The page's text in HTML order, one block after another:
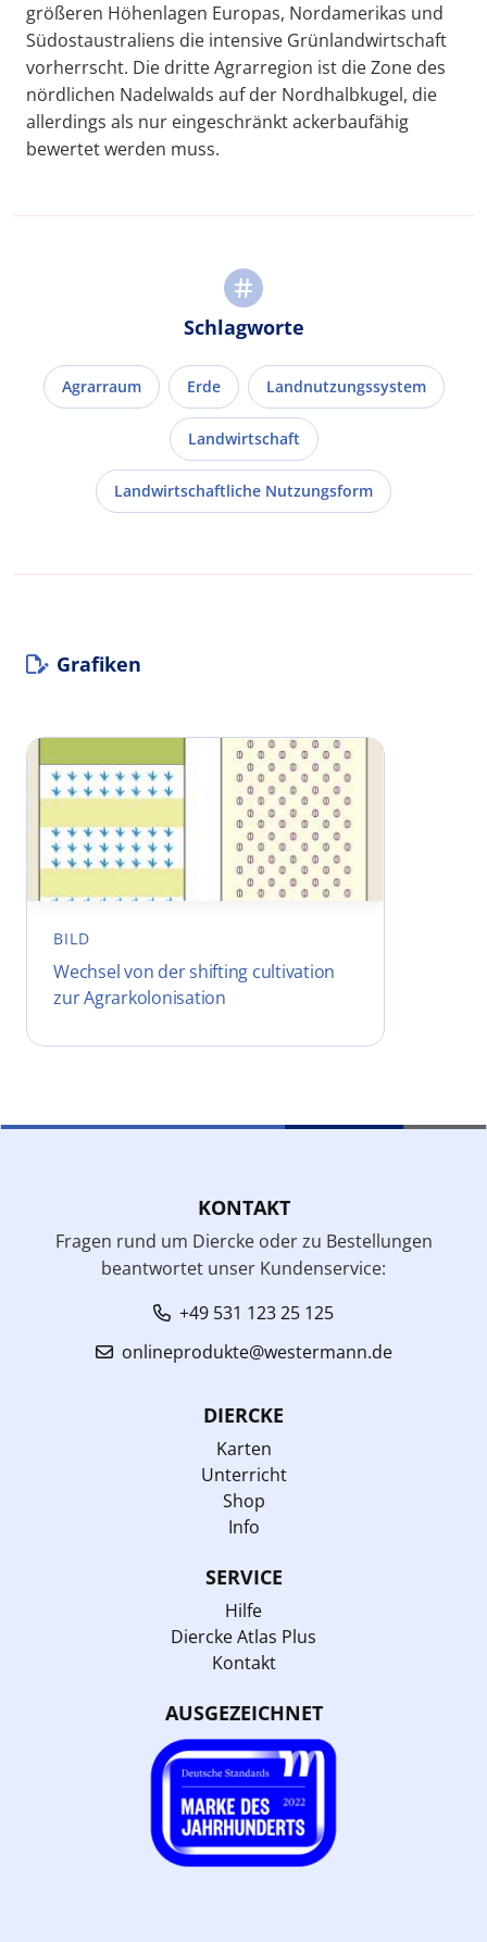
größeren Höhenlagen Europas, Nordamerikas und
Südostaustraliens die intensive Grünlandwirtschaft
vorherrscht. Die dritte Agrarregion ist die Zone des
nördlichen Nadelwalds auf der Nordhalbkugel, die
allerdings als nur eingeschränkt ackerbaufähig
bewertet werden muss.
Schlagworte
Agrarraum Erde Landnutzungssystem
Landwirtschaft
Landwirtschaftliche Nutzungsform
Grafiken
BILD
Wechsel von der shifting cultivation
zur Agrarkolonisation
KONTAKT
Fragen rund um Diercke oder zu Bestellungen
beantwortet unser Kundenservice:
+49 531 123 25 125
onlineprodukte@westermann.de
DIERCKE
Karten
Unterricht
Shop
Info
SERVICE
Hilfe
Diercke Atlas Plus
Kontakt
AUSGEZEICHNET